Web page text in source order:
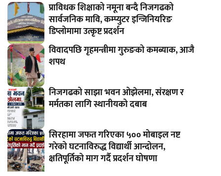
प्राविधक शिक्षाको नमूना बन्दै निजगढको
सार्वजनिक मावि, कम्प्युटर इन्जिनियरिङ
डिप्लोमामा उत्कृष्ट प्रदर्शन
विवादपछि गृहमन्त्रीमा गुरुङको कमब्याक, आजै
शपथ
निजगढको साझा भवन ओझेलमा, संरक्षण र
मर्मतका लागि स्थानीयको दबाब
सिरहामा जफत गरिएका ५०० मोबाइल नष्ट
गरेको घटनाविरुद्ध विद्यार्थी आन्दोलन,
क्षतिपूर्तिको माग गर्दै प्रदर्शन घोषणा